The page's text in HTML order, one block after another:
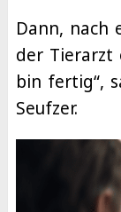
Dann, nach
der Tierarzt
bin fertig“,
Seufzer.